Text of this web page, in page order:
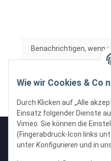
Wie wir Cookies & Co
Durch Klicken auf „Alle
Einsatz folgender Dienste
Vimeo. Sie können die
(Fingerabdruck-Icon links
unterKonfigurieren und in
Benachrichtigen, wenn